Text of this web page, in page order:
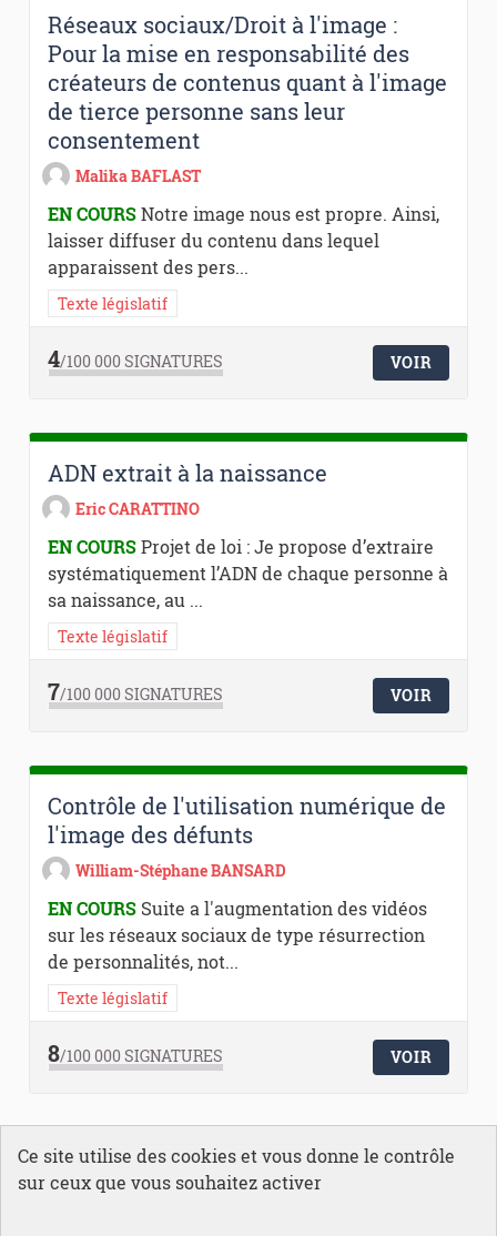
Réseaux sociaux/Droit à l'image :
Pour la mise en responsabilité des
créateurs de contenus quant à l'image
de tierce personne sans leur
consentement
Malika BAFLAST
EN COURSNotre image nous est propre. Ainsi,
laisser diffuser du contenu dans lequel
apparaissent des pers...
Texte législatif
4/100 000SIGNATURES VOIR
ADN extrait à la naissance
Eric CARATTINO
EN COURSProjet de loi : Je propose d’extraire
systématiquement l’ADN de chaque personne à
sa naissance, au ...
Texte législatif
7/100 000SIGNATURES VOIR
Contrôle de l'utilisation numérique de
l'image des défunts
William-Stéphane BANSARD
EN COURS Suite a l'augmentation des vidéos
sur les réseaux sociaux de type résurrection
de personnalités, not...
Texte législatif
8/100 000SIGNATURES VOIR
1 Suivant › Dernière »
Ce site utilise des cookies et vous donne le contrôle
sur ceux que vous souhaitez activer